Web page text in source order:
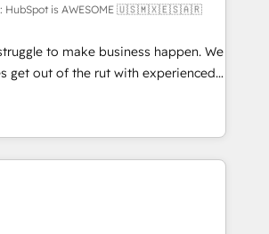
HubSpot
long-term
embed ourselves into your
systems 🏢 We specialise in
market and enterprise
organisations and those with
Custom Integration and
& ISO9001
HubSpot is AWESOME 🇺🇸🇲🇽🇪🇸🇦🇷
to make business happen. We
get out of the rut with experienced,
teams implementing HubSpot
Service, CMS and Operations Hub,
engaging with your customers
are a top ranked
winner of Rookie of the Year
Awards, 4.9/5 rating in HubSpot
rating in Clutch Reviews. Digifianz